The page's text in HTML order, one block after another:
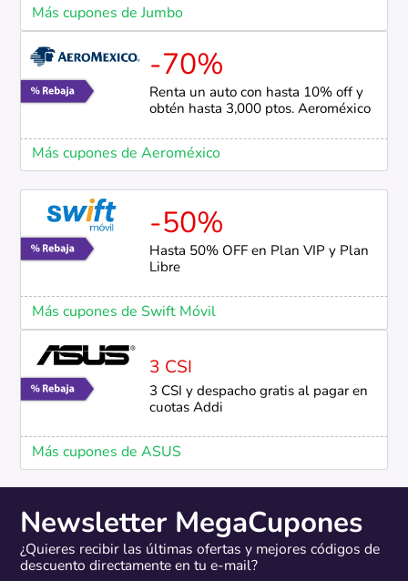
Más cupones de Jumbo
-70%
Renta un auto con hasta 10% off y
obtén hasta 3,000 ptos. Aeroméxico
Más cupones de Aeroméxico
-50%
Hasta 50% OFF en Plan VIP y Plan
Libre
Más cupones de Swift Móvil
3 CSI
3 CSI y despacho gratis al pagar en
cuotas Addi
Más cupones de ASUS
Newsletter MegaCupones
¿Quieres recibir las últimas ofertas y mejores códigos de
descuento directamente en tu e-mail?